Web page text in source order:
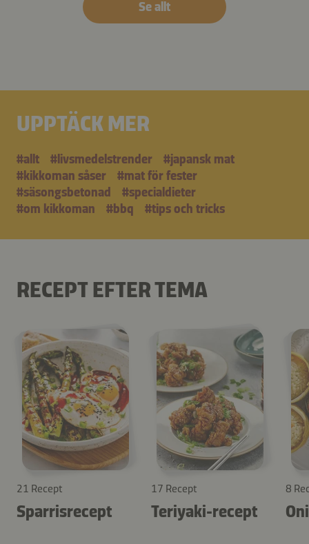
Se allt
UPPTÄCK MER
#allt #livsmedelstrender
#japansk mat
#kikkoman såser
#mat för fester
#säsongsbetonad
#specialdieter
#om kikkoman
#bbq #tips och tricks
RECEPT EFTER TEMA
21 Recept
Sparrisrecept
17 Recept
Teriyaki-recept
8